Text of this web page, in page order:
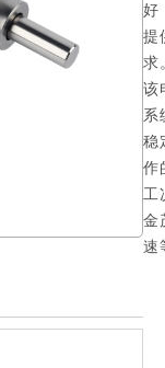
好
提
求
该
系
稳
作
工
金
速